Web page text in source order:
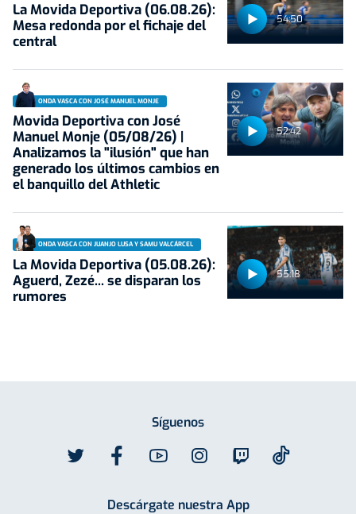
54:50
La Movida Deportiva (06.08.26):
Mesa redonda por el fichaje del
central
52:42
ONDA VASCA CON JOSÉ MANUEL MONJE
Movida Deportiva con José
Manuel Monje (05/08/26) |
Analizamos la "ilusión" que han
generado los últimos cambios en
el banquillo del Athletic
55:18
ONDA VASCA CON JUANJO LUSA Y SAMU VALCÁRCEL
La Movida Deportiva (05.08.26):
Aguerd, Zezé... se disparan los
rumores
Síguenos
Descárgate nuestra App